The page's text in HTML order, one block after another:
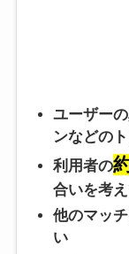
ユーザー
ンなどの
利用者の
合いを考
他のマッ
い